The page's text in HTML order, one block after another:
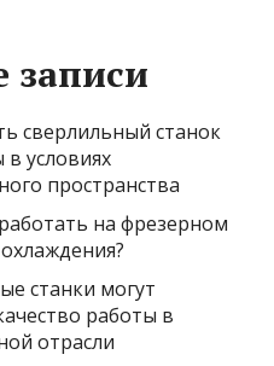
записи
сверлильный станок
условиях
пространства
на фрезерном
станки могут
работы в
отрасли